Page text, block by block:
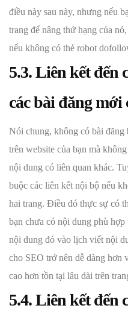
điều này sau này, nhưng nếu
trang để nâng thứ hạng của
nếu không có thẻ robot
5.3. Liên kết đến
các bài đăng mới
Nói chung, không có bài
trên website của bạn mà
nội dung có liên quan khác.
buộc các liên kết nội bộ nếu
hai trang. Điều đó thực sự có
bạn chưa có nội dung phù
nội dung đó vào lịch viết nội
cho SEO trở nên dễ dàng hơn
cao hơn tồn tại lâu dài trên
5.4. Liên kết đến